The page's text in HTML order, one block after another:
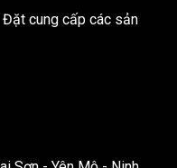
cung cấp các sản